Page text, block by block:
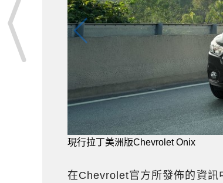
現行拉丁美洲版Chevrolet Onix
在Chevrolet官方所發佈的資